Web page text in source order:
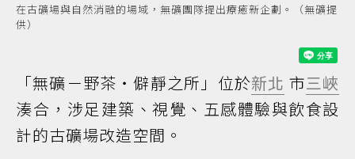
在古礦場與自然消融的場域，無礦團隊提出療癒新企劃。（無礦提
供）
「無礦－野茶・僻靜之所」位於新北 市三峽
湊合，涉足建築、視覺、五感體驗與飲食設
計的古礦場改造空間。